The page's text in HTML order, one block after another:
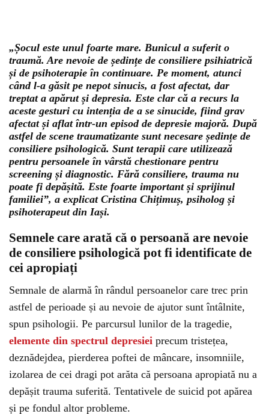
„Șocul este unul foarte mare. Bunicul a suferit o
traumă. Are nevoie de ședințe de consiliere psihiatrică
și de psihoterapie în continuare. Pe moment, atunci
când l-a găsit pe nepot sinucis, a fost afectat, dar
treptat a apărut și depresia. Este clar că a recurs la
aceste gesturi cu intenția de a se sinucide, fiind grav
afectat și aflat într-un episod de depresie majoră. După
astfel de scene traumatizante sunt necesare ședințe de
consiliere psihologică. Sunt terapii care utilizează
pentru persoanele în vârstă chestionare pentru
screening și diagnostic. Fără consiliere, trauma nu
poate fi depășită. Este foarte important și sprijinul
familiei”, a explicat Cristina Chițimuș, psiholog și
psihoterapeut din Iași.
Semnele care arată că o persoană are nevoie
de consiliere psihologică pot fi identificate de
cei apropiați
Semnale de alarmă în rândul persoanelor care trec prin
astfel de perioade și au nevoie de ajutor sunt întâlnite,
spun psihologii. Pe parcursul lunilor de la tragedie,
elemente din spectrul depresiei precum tristețea,
deznădejdea, pierderea poftei de mâncare, insomniile,
izolarea de cei dragi pot arăta că persoana apropiată nu a
depășit trauma suferită. Tentativele de suicid pot apărea
și pe fondul altor probleme.